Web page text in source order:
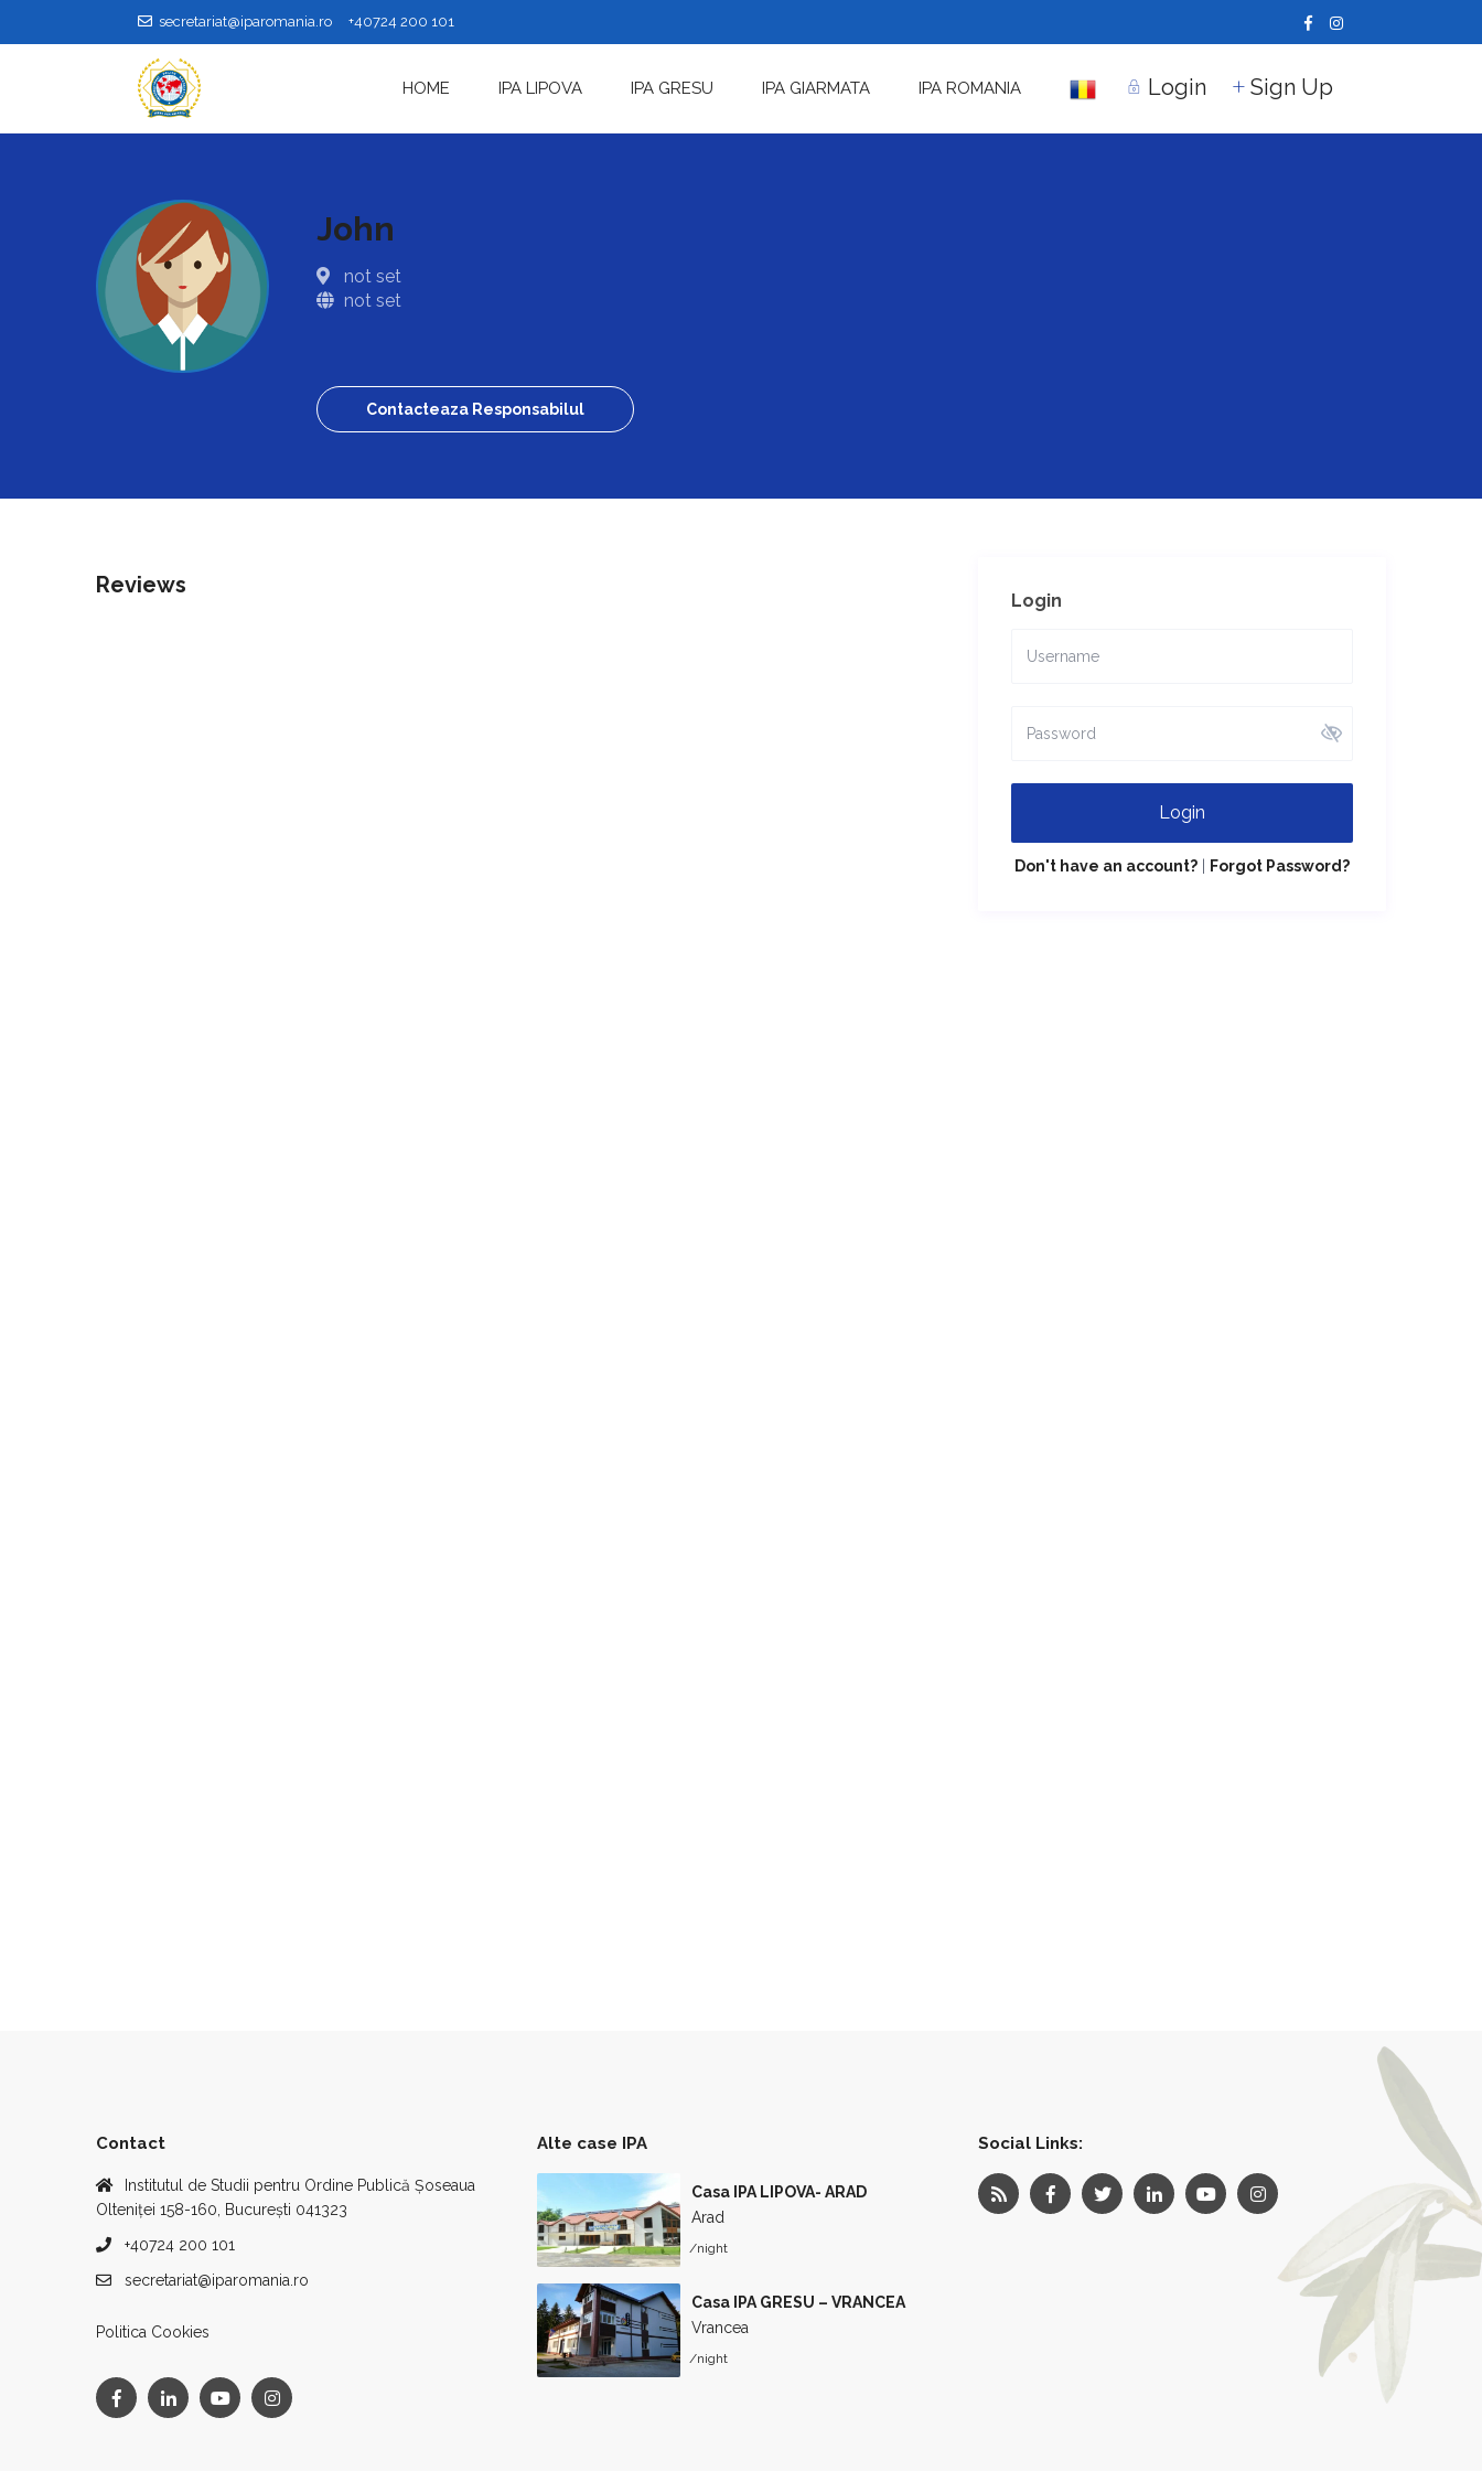
secretariat@iparomania.ro +40724 200 101
Login Sign Up
HOME IPA LIPOVA IPA GRESU IPA GIARMATA IPA ROMANIA
John
not set
not set
Contacteaza Responsabilul
Reviews
Login
Login
Don't have an account? Forgot Password?
Contact
Institutul de Studii pentru Ordine Publică Șoseaua
Olteniței 158-160, București 041323
+40724 200 101
secretariat@iparomania.ro
Politica Cookies
Alte case IPA
Casa IPA LIPOVA- ARAD
Arad
/night
Casa IPA GRESU – VRANCEA
Vrancea
/night
Social Links: